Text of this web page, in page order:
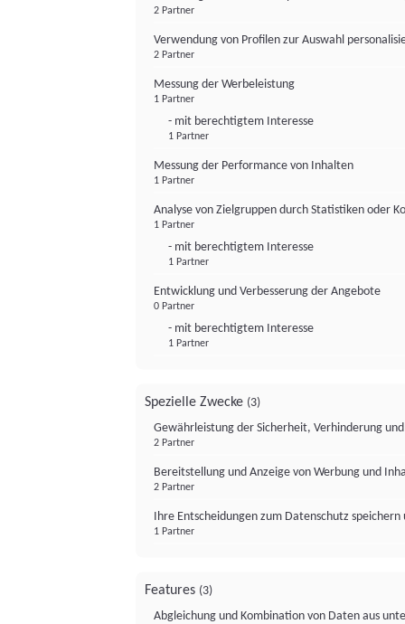
2 Partner
Verwendung von Profilen zur Auswahl
2 Partner
Messung der Werbeleistung
1 Partner
- mit berechtigtem Interesse
1 Partner
Messung der Performance von Inhalten
1 Partner
Analyse von Zielgruppen durch Statistiken oder
1 Partner
- mit berechtigtem Interesse
1 Partner
Entwicklung und Verbesserung der Angebote
0 Partner
- mit berechtigtem Interesse
1 Partner
Spezielle Zwecke (3)
Gewährleistung der Sicherheit, Verhinderung
2 Partner
Bereitstellung und Anzeige von Werbung und
2 Partner
Ihre Entscheidungen zum Datenschutz
1 Partner
Features (3)
Abgleichung und Kombination von Daten aus